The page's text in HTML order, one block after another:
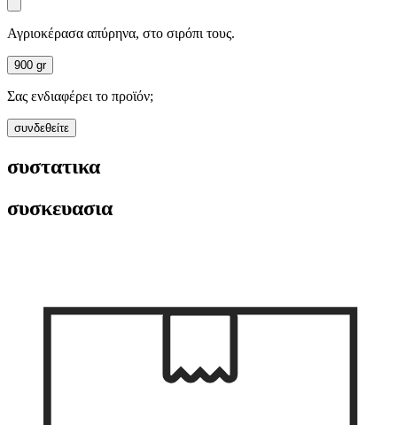
Αγριοκέρασα απύρηνα, στο σιρόπι τους.
900 gr
Σας ενδιαφέρει το προϊόν;
συνδεθείτε
συστατικα
συσκευασια